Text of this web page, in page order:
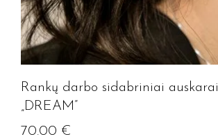
Rankų darbo sidabriniai auskarai
„DREAM”
70.00 €